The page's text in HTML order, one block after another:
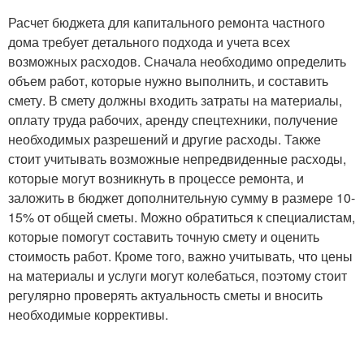
Расчет бюджета для капитального ремонта частного
дома требует детального подхода и учета всех
возможных расходов. Сначала необходимо определить
объем работ, которые нужно выполнить, и составить
смету. В смету должны входить затраты на материалы,
оплату труда рабочих, аренду спецтехники, получение
необходимых разрешений и другие расходы. Также
стоит учитывать возможные непредвиденные расходы,
которые могут возникнуть в процессе ремонта, и
заложить в бюджет дополнительную сумму в размере 10-
15% от общей сметы. Можно обратиться к специалистам,
которые помогут составить точную смету и оценить
стоимость работ. Кроме того, важно учитывать, что цены
на материалы и услуги могут колебаться, поэтому стоит
регулярно проверять актуальность сметы и вносить
необходимые коррективы.